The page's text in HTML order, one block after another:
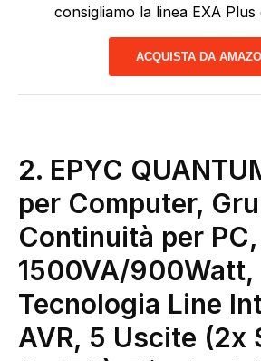
consigliamo la linea EXA
ACQUISTA DA
2. EPYC
per Computer,
Continuità per
1500VA/900Watt,
Tecnologia Line
AVR, 5 Uscite (2x